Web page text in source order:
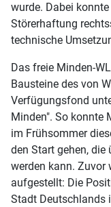
wurde. Dabei
Störerhaftung
technische
Das freie Minden-
Bausteine des von
Verfügungsfond
Minden". So konnte
im Frühsommer
den Start gehen, die
werden kann. Zuvor
aufgestellt: Die
Stadt Deutschlands